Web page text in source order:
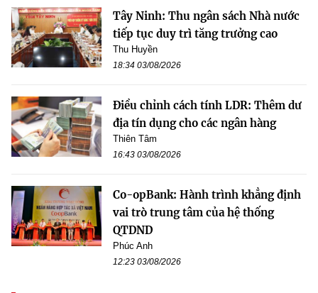
Tây Ninh: Thu ngân sách Nhà nước
tiếp tục duy trì tăng trưởng cao
Thu Huyền
18:34 03/08/2026
Điều chỉnh cách tính LDR: Thêm dư
địa tín dụng cho các ngân hàng
Thiên Tâm
16:43 03/08/2026
Co-opBank: Hành trình khẳng định
vai trò trung tâm của hệ thống
QTDND
Phúc Anh
12:23 03/08/2026